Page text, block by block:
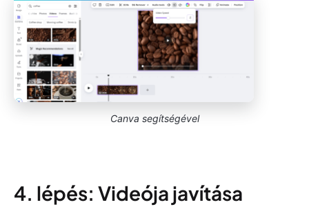
Canva segítségével
4. lépés: Videója javítása